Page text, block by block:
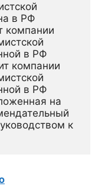
в РФ
компании
в РФ
компании
в РФ
на
к